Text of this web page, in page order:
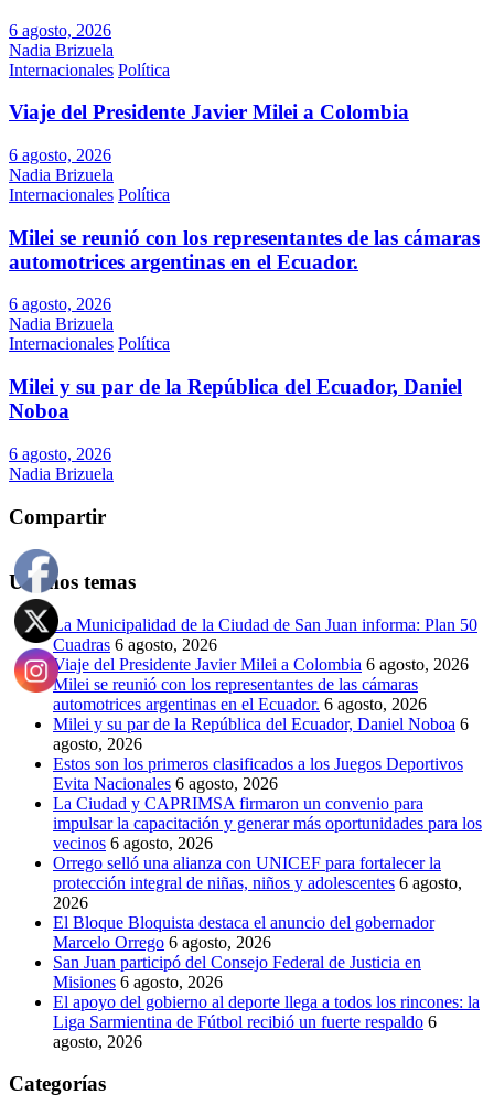
6 agosto, 2026
Nadia Brizuela
Internacionales Política
Viaje del Presidente Javier Milei a Colombia
6 agosto, 2026
Nadia Brizuela
Internacionales Política
Milei se reunió con los representantes de las cámaras
automotrices argentinas en el Ecuador.
6 agosto, 2026
Nadia Brizuela
Internacionales Política
Milei y su par de la República del Ecuador, Daniel
Noboa
6 agosto, 2026
Nadia Brizuela
Compartir
Últimos temas
La Municipalidad de la Ciudad de San Juan informa: Plan 50
Cuadras 6 agosto, 2026
Viaje del Presidente Javier Milei a Colombia 6 agosto, 2026
Milei se reunió con los representantes de las cámaras
automotrices argentinas en el Ecuador. 6 agosto, 2026
Milei y su par de la República del Ecuador, Daniel Noboa 6
agosto, 2026
Estos son los primeros clasificados a los Juegos Deportivos
Evita Nacionales 6 agosto, 2026
La Ciudad y CAPRIMSA firmaron un convenio para
impulsar la capacitación y generar más oportunidades para los
vecinos 6 agosto, 2026
Orrego selló una alianza con UNICEF para fortalecer la
protección integral de niñas, niños y adolescentes 6 agosto,
2026
El Bloque Bloquista destaca el anuncio del gobernador
Marcelo Orrego 6 agosto, 2026
San Juan participó del Consejo Federal de Justicia en
Misiones 6 agosto, 2026
El apoyo del gobierno al deporte llega a todos los rincones: la
Liga Sarmientina de Fútbol recibió un fuerte respaldo 6
agosto, 2026
Categorías